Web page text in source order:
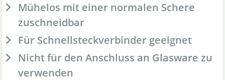
Mühelos mit einer normalen Schere
zuschneidbar
Für Schnellsteckverbinder geeignet
Nicht für den Anschluss an Glasware zu
verwenden